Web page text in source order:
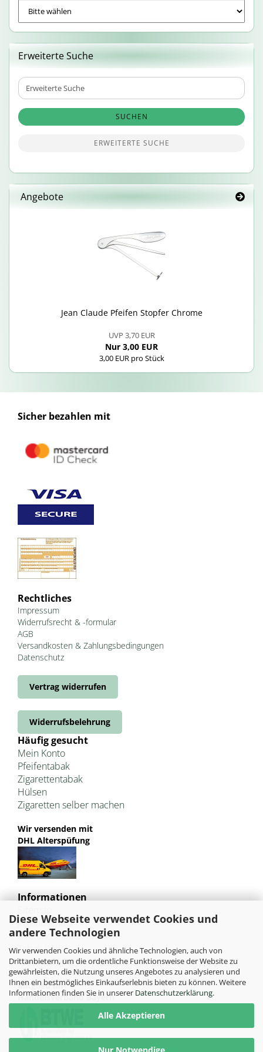
Diese Webseite verwendet Cookies und
andere Technologien
Wir verwenden Cookies und ähnliche Technologien, auch von
Drittanbietern, um die ordentliche Funktionsweise der Website zu
gewährleisten, die Nutzung unseres Angebotes zu analysieren und
Ihnen ein bestmögliches Einkaufserlebnis bieten zu können. Weitere
Informationen finden Sie in unserer Datenschutzerklärung.
Alle Akzeptieren
Erweiterte Suche
Erweiterte
Suche
SUCHEN
ERWEITERTE SUCHE
Angebote
Jean Clau­de Pfei­fen Stop­fer Chro­me
UVP 3,70 EUR
Nur 3,00 EUR
3,00 EUR pro Stück
Sicher bezahlen mit
Rechtliches
Impressum
Widerrufsrecht & -formular
AGB
Versandkosten & Zahlungsbedingungen
Datenschutz
Vertrag widerrufen
Widerrufsbelehrung
Häufig gesucht
Mein Konto
Pfeifentabak
Zigarettentabak
Hülsen
Zigaretten selber machen
Wir versenden mit
DHL Alterspüfung
Informationen
Jugendschutz
Bild und Markenrechte
Tabak Pedia
Weiterleitung von HU-Tobacco
Mitglied im
Handelsverband Bayern